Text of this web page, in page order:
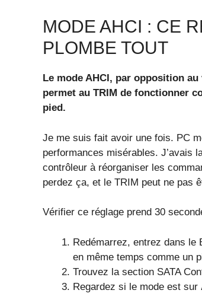
MODE AHCI : CE
PLOMBE TOUT
Le mode AHCI, par opposition
permet au TRIM de fonctionner
pied.
Je me suis fait avoir une fois. PC
performances misérables. J’avais
contrôleur à réorganiser les
perdez ça, et le TRIM peut ne pas
Vérifier ce réglage prend 30
Redémarrez, entrez dans
en même temps comme un
Trouvez la section SATA
Regardez si le mode est sur